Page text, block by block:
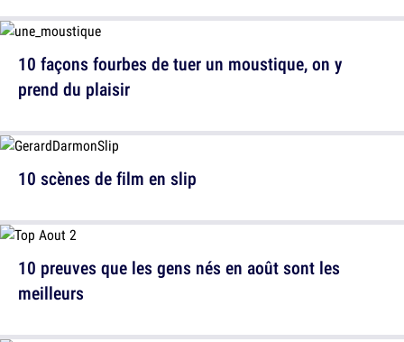
10 façons fourbes de tuer un moustique, on y
prend du plaisir
10 preuves que les gens nés en août sont les
meilleurs
10 scènes de film en slip